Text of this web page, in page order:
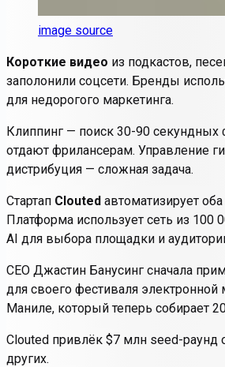
image source
Короткие видео из подкастов,
заполонили соцсети. Бренды
для недорогого маркетинга.
Клиппинг — поиск 30-90 секундных
отдают фрилансерам. Управление
дистрибуция — сложная задача.
Стартап Clouted автоматизирует
Платформа использует сеть из 100
AI для выбора площадки и
CEO Джастин Банусинг сначала
для своего фестиваля
Маниле, который теперь собирает
Clouted привлёк $7 млн seed-раунд
других.